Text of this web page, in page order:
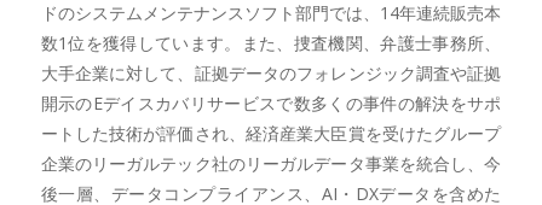
ドのシステムメンテナンスソフト部門では、14年連続販売本
数1位を獲得しています。また、捜査機関、弁護士事務所、
大手企業に対して、証拠データのフォレンジック調査や証拠
開示のEデイスカバリサービスで数多くの事件の解決をサポ
ートした技術が評価され、経済産業大臣賞を受けたグループ
企業のリーガルテック社のリーガルデータ事業を統合し、今
後一層、データコンプライアンス、AI・DXデータを含めた